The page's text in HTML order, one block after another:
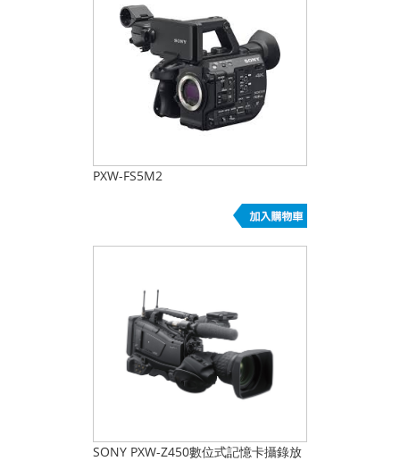
PXW-FS5M2
SONY PXW-Z450數位式記憶卡攝錄放